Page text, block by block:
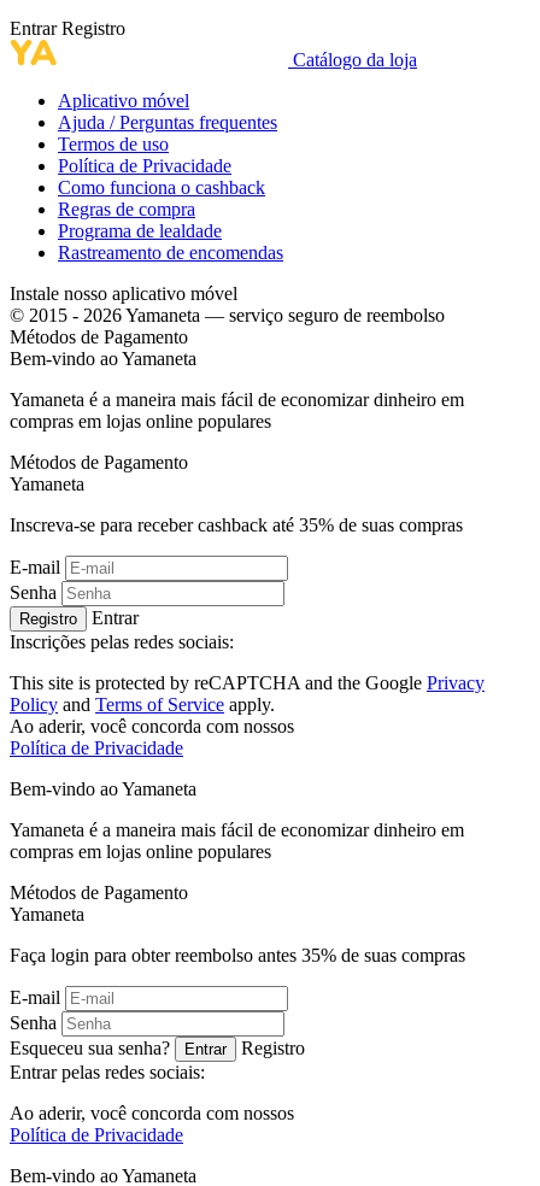
Entrar Registro
Catálogo da loja
Aplicativo móvel
Ajuda / Perguntas frequentes
Termos de uso
Política de Privacidade
Como funciona o cashback
Regras de compra
Programa de lealdade
Rastreamento de encomendas
Instale nosso aplicativo móvel
© 2015 - 2026 Yamaneta — serviço seguro de reembolso
Métodos de Pagamento
Bem-vindo aoYamaneta
Yamaneta é a maneira mais fácil de economizar dinheiro em
compras em lojas online populares
Métodos de Pagamento
Yamaneta
Inscreva-se para receber cashback até 35% de suas compras
E-mail
Senha
Registro
Entrar
Inscrições pelas redes sociais:
This site is protected by reCAPTCHA and the Google Privacy
Policy and Terms of Service apply.
Ao aderir, você concorda com nossos
Política de Privacidade
Bem-vindo aoYamaneta
Yamaneta é a maneira mais fácil de economizar dinheiro em
compras em lojas online populares
Métodos de Pagamento
Yamaneta
Faça login para obter reembolso antes 35% de suas compras
E-mail
Senha
Esqueceu sua senha?
Entrar
Registro
Entrar pelas redes sociais:
Ao aderir, você concorda com nossos
Política de Privacidade
Bem-vindo aoYamaneta